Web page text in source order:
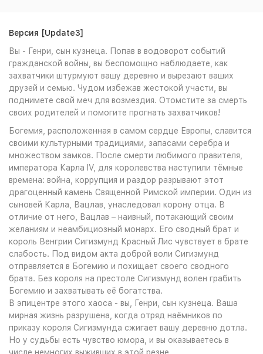
Версия [Update3]
Вы - Генри, сын кузнеца. Попав в водоворот событий
гражданской войны, вы беспомощно наблюдаете, как
захватчики штурмуют вашу деревню и вырезают ваших
друзей и семью. Чудом избежав жестокой участи, вы
поднимете свой меч для возмездия. Отомстите за смерть
своих родителей и помогите прогнать захватчиков!
Богемия, расположенная в самом сердце Европы, славится
своими культурными традициями, запасами серебра и
множеством замков. После смерти любимого правителя,
императора Карла IV, для королевства наступили тёмные
времена: война, коррупция и раздор разрывают этот
драгоценный камень Священной Римской империи. Один из
сыновей Карла, Вацлав, унаследовал корону отца. В
отличие от него, Вацлав – наивный, потакающий своим
желаниям и неамбициозный монарх. Его сводный брат и
король Венгрии Сигизмунд Красный Лис чувствует в брате
слабость. Под видом акта доброй воли Сигизмунд
отправляется в Богемию и похищает своего сводного
брата. Без короля на престоле Сигизмунд волен грабить
Богемию и захватывать её богатства.
В эпицентре этого хаоса - вы, Генри, сын кузнеца. Ваша
мирная жизнь разрушена, когда отряд наёмников по
приказу короля Сигизмунда сжигает вашу деревню дотла.
Но у судьбы есть чувство юмора, и вы оказываетесь в